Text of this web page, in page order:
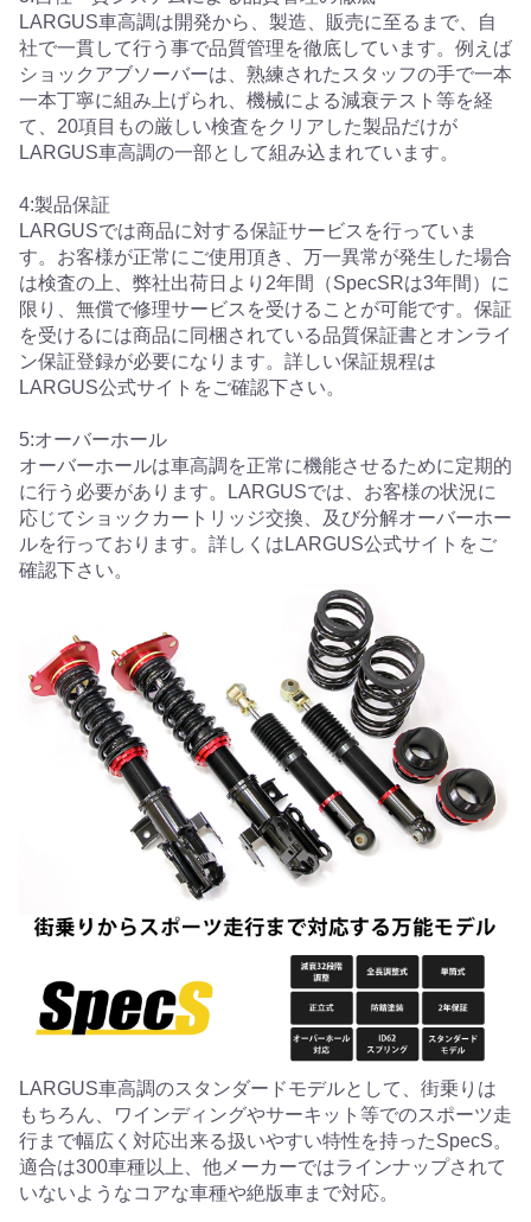
LARGUS車高調は開発から、製造、販売に至るまで、自
社で一貫して行う事で品質管理を徹底しています。例えば
ショックアブソーバーは、熟練されたスタッフの手で一本
一本丁寧に組み上げられ、機械による減衰テスト等を経
て、20項目もの厳しい検査をクリアした製品だけが
LARGUS車高調の一部として組み込まれています。
4:製品保証
LARGUSでは商品に対する保証サービスを行っていま
す。お客様が正常にご使用頂き、万一異常が発生した場合
は検査の上、弊社出荷日より2年間（SpecSRは3年間）に
限り、無償で修理サービスを受けることが可能です。保証
を受けるには商品に同梱されている品質保証書とオンライ
ン保証登録が必要になります。詳しい保証規程は
LARGUS公式サイトをご確認下さい。
5:オーバーホール
オーバーホールは車高調を正常に機能させるために定期的
に行う必要があります。LARGUSでは、お客様の状況に
応じてショックカートリッジ交換、及び分解オーバーホー
ルを行っております。詳しくはLARGUS公式サイトをご
確認下さい。
LARGUS車高調のスタンダードモデルとして、街乗りは
もちろん、ワインディングやサーキット等でのスポーツ走
行まで幅広く対応出来る扱いやすい特性を持ったSpecS。
適合は300車種以上、他メーカーではラインナップされて
いないようなコアな車種や絶版車まで対応。